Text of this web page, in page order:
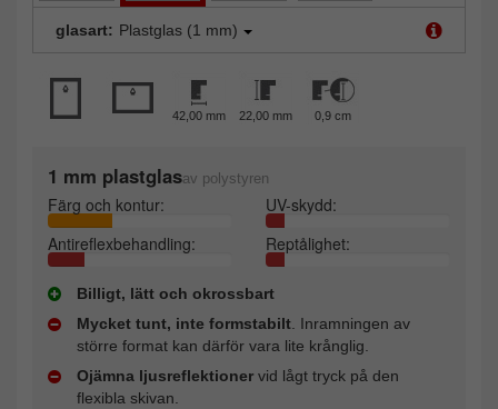
glasart: Plastglas (1 mm)
42,00 mm 22,00 mm 0,9 cm
1 mm plastglasav polystyren
Färg och kontur:
UV-skydd:
Antireflexbehandling:
Reptålighet:
Billigt, lätt och okrossbart
Mycket tunt, inte formstabilt. Inramningen av
större format kan därför vara lite krånglig.
Ojämna ljusreflektioner vid lågt tryck på den
flexibla skivan.